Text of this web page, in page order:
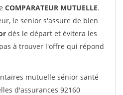
COMPARATEUR MUTUELLE.
le senior s'assure de bien
dès le départ et évitera les
à trouver l'offre qui répond
mutuelle sénior santé
d'assurances 92160